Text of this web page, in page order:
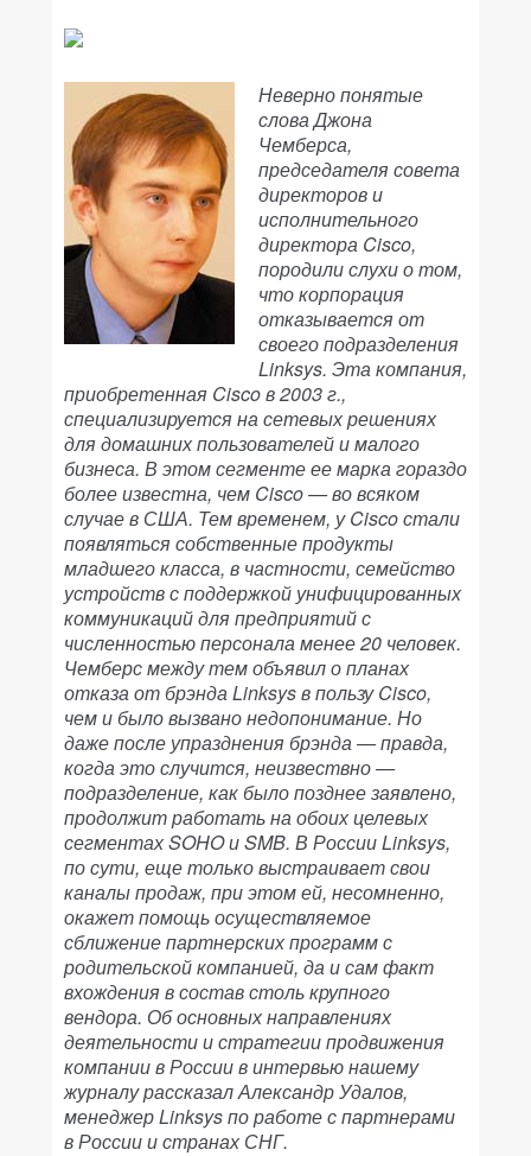
Неверно понятые
слова Джона
Чемберса,
председателя совета
директоров и
исполнительного
директора Cisco,
породили слухи о том,
что корпорация
отказывается от
своего подразделения
Linksys. Эта компания,
приобретенная Cisco в 2003 г.,
специализируется на сетевых решениях
для домашних пользователей и малого
бизнеса. В этом сегменте ее марка гораздо
более известна, чем Cisco — во всяком
случае в США. Тем временем, у Cisco стали
появляться собственные продукты
младшего класса, в частности, семейство
устройств с поддержкой унифицированных
коммуникаций для предприятий с
численностью персонала менее 20 человек.
Чемберс между тем объявил о планах
отказа от брэнда Linksys в пользу Cisco,
чем и было вызвано недопонимание. Но
даже после упразднения брэнда — правда,
когда это случится, неизвествно —
подразделение, как было позднее заявлено,
продолжит работать на обоих целевых
сегментах SOHO и SMB. В России Linksys,
по сути, еще только выстраивает свои
каналы продаж, при этом ей, несомненно,
окажет помощь осуществляемое
сближение партнерских программ с
родительской компанией, да и сам факт
вхождения в состав столь крупного
вендора. Об основных направлениях
деятельности и стратегии продвижения
компании в России в интервью нашему
журналу рассказал Александр Удалов,
менеджер Linksys по работе с партнерами
в России и странах СНГ.